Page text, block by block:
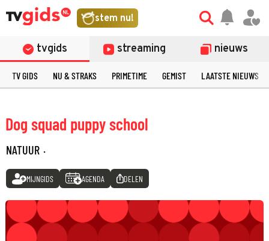
stem nu!
tvgids streaming nieuws
TV GIDS NU & STRAKS PRIMETIME GEMIST LAATSTE NIEUWS
Dog squad puppy school
NATUUR ·
MIJNGIDS AGENDA DELEN